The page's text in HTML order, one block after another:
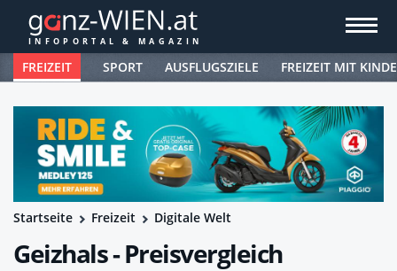
FREIZEIT SPORT AUSFLUGSZIELE FREIZEIT MIT
Startseite Freizeit Digitale Welt
Geizhals - Preisvergleich